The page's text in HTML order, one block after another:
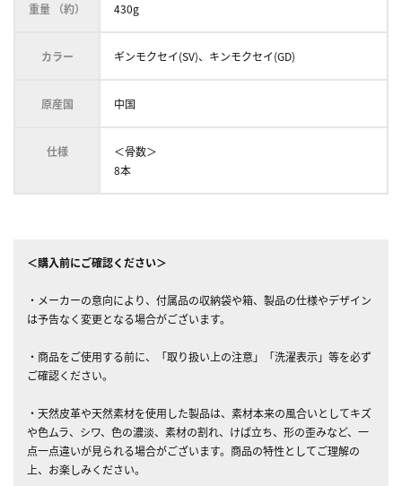
重量 （約） 430g
カラー ギンモクセイ(SV)、キンモクセイ(GD)
原産国 中国
仕様
＜骨数＞
8本
＜購入前にご確認ください＞
・メーカーの意向により、付属品の収納袋や箱、製品の仕様やデザイン
は予告なく変更となる場合がございます。
・商品をご使用する前に、「取り扱い上の注意」「洗濯表示」等を必ず
ご確認ください。
・天然皮革や天然素材を使用した製品は、素材本来の風合いとしてキズ
や色ムラ、シワ、色の濃淡、素材の割れ、けば立ち、形の歪みなど、一
点一点違いが見られる場合がございます。商品の特性としてご理解の
上、お楽しみください。